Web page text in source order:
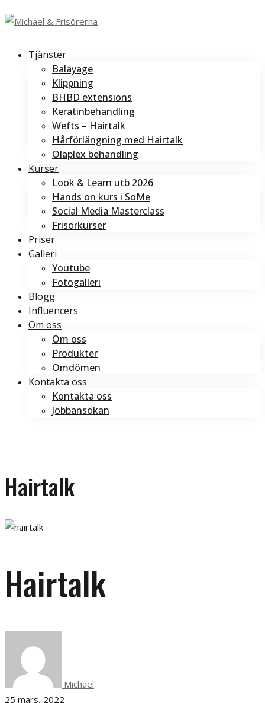
Tjänster
Balayage
Klippning
BHBD extensions
Keratinbehandling
Wefts – Hairtalk
Hårförlängning med Hairtalk
Olaplex behandling
Kurser
Look & Learn utb 2026
Hands on kurs i SoMe
Social Media Masterclass
Frisörkurser
Priser
Galleri
Youtube
Fotogalleri
Blogg
Influencers
Om oss
Om oss
Produkter
Omdömen
Kontakta oss
Kontakta oss
Jobbansökan
Hairtalk
Hairtalk
Michael
25 mars, 2022